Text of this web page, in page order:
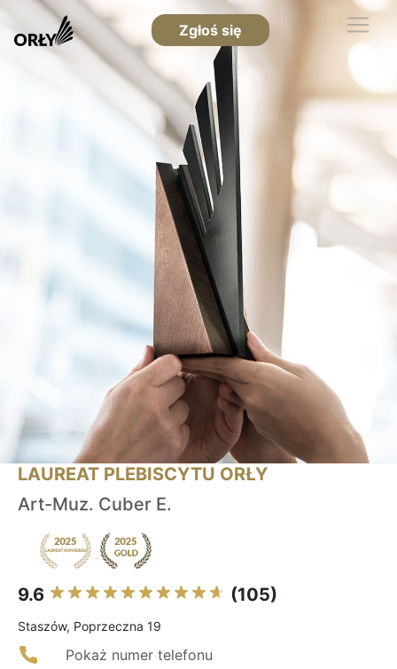
Zgłoś się
LAUREAT PLEBISCYTU ORŁY
Art-Muz. Cuber E.
9.6 (105)
Staszów, Poprzeczna 19
Pokaż numer telefonu